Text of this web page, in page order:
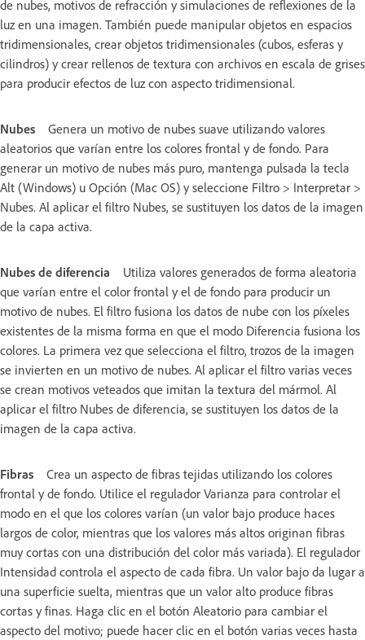
de nubes, motivos de refracción y simulaciones de reflexiones de la
luz en una imagen. También puede manipular objetos en espacios
tridimensionales, crear objetos tridimensionales (cubos, esferas y
cilindros) y crear rellenos de textura con archivos en escala de grises
para producir efectos de luz con aspecto tridimensional.
Nubes
Genera un motivo de nubes suave utilizando valores
aleatorios que varían entre los colores frontal y de fondo. Para
generar un motivo de nubes más puro, mantenga pulsada la tecla
Alt (Windows) u Opción (Mac OS) y seleccione Filtro > Interpretar >
Nubes. Al aplicar el filtro Nubes, se sustituyen los datos de la imagen
de la capa activa.
Nubes de diferencia
Utiliza valores generados de forma aleatoria
que varían entre el color frontal y el de fondo para producir un
motivo de nubes. El filtro fusiona los datos de nube con los píxeles
existentes de la misma forma en que el modo Diferencia fusiona los
colores. La primera vez que selecciona el filtro, trozos de la imagen
se invierten en un motivo de nubes. Al aplicar el filtro varias veces
se crean motivos veteados que imitan la textura del mármol. Al
aplicar el filtro Nubes de diferencia, se sustituyen los datos de la
imagen de la capa activa.
Fibras
Crea un aspecto de fibras tejidas utilizando los colores
frontal y de fondo. Utilice el regulador Varianza para controlar el
modo en el que los colores varían (un valor bajo produce haces
largos de color, mientras que los valores más altos originan fibras
muy cortas con una distribución del color más variada). El regulador
Intensidad controla el aspecto de cada fibra. Un valor bajo da lugar a
una superficie suelta, mientras que un valor alto produce fibras
cortas y finas. Haga clic en el botón Aleatorio para cambiar el
aspecto del motivo; puede hacer clic en el botón varias veces hasta